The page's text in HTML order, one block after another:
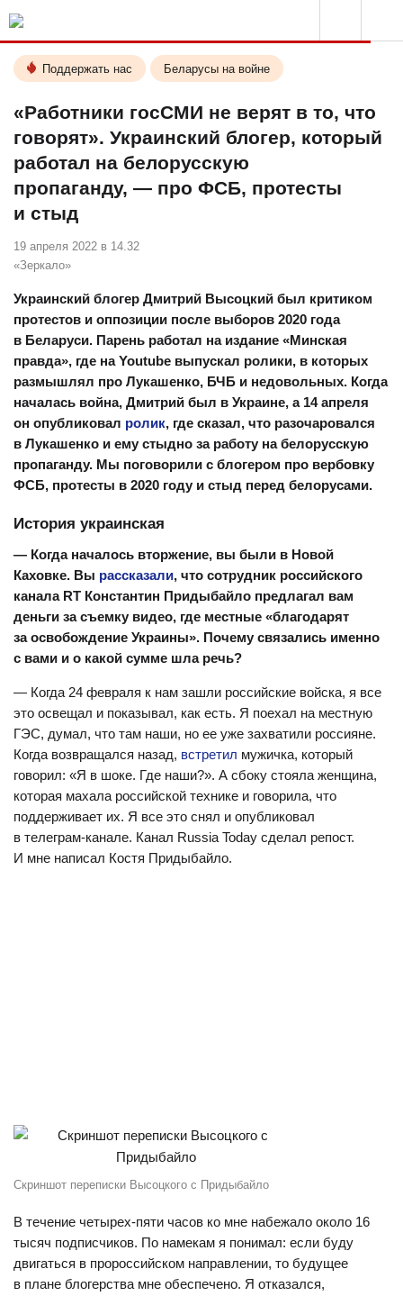
Поддержать нас Беларусы на войне
«Работники госСМИ не верят в то, что
говорят». Украинский блогер, который
работал на белорусскую
пропаганду, — про ФСБ, протесты
и стыд
19 апреля 2022 в 14.32
«Зеркало»
Украинский блогер Дмитрий Высоцкий был критиком
протестов и оппозиции после выборов 2020 года
в Беларуси. Парень работал на издание «Минская
правда», где на Youtube выпускал ролики, в которых
размышлял про Лукашенко, БЧБ и недовольных. Когда
началась война, Дмитрий был в Украине, а 14 апреля
он опубликовал ролик, где сказал, что разочаровался
в Лукашенко и ему стыдно за работу на белорусскую
пропаганду. Мы поговорили с блогером про вербовку
ФСБ, протесты в 2020 году и стыд перед белорусами.
История украинская
— Когда началось вторжение, вы были в Новой
Каховке. Вы рассказали, что сотрудник российского
канала RT Константин Придыбайло предлагал вам
деньги за съемку видео, где местные «благодарят
за освобождение Украины». Почему связались именно
с вами и о какой сумме шла речь?
— Когда 24 февраля к нам зашли российские войска, я все
это освещал и показывал, как есть. Я поехал на местную
ГЭС, думал, что там наши, но ее уже захватили россияне.
Когда возвращался назад, встретил мужичка, который
говорил: «Я в шоке. Где наши?». А сбоку стояла женщина,
которая махала российской технике и говорила, что
поддерживает их. Я все это снял и опубликовал
в телеграм-канале. Канал Russia Today сделал репост.
И мне написал Костя Придыбайло.
Скриншот переписки Высоцкого с Придыбайло
В течение четырех-пяти часов ко мне набежало около 16
тысяч подписчиков. По намекам я понимал: если буду
двигаться в пророссийском направлении, то будущее
в плане блогерства мне обеспечено. Я отказался,